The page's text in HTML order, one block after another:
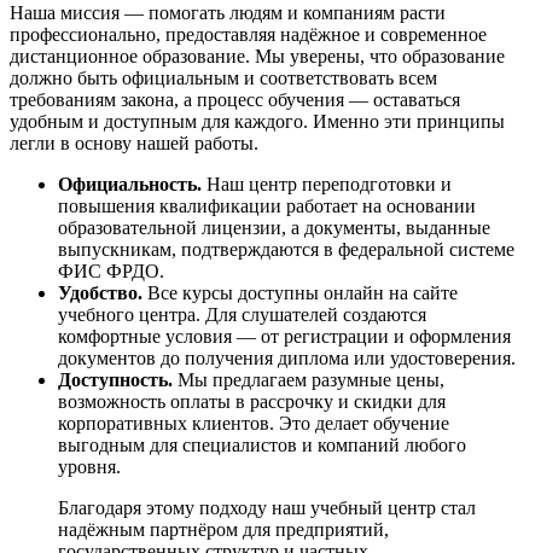
Наша миссия — помогать людям и компаниям расти
профессионально, предоставляя надёжное и современное
дистанционное образование. Мы уверены, что образование
должно быть официальным и соответствовать всем
требованиям закона, а процесс обучения — оставаться
удобным и доступным для каждого. Именно эти принципы
легли в основу нашей работы.
Официальность. Наш центр переподготовки и
повышения квалификации работает на основании
образовательной лицензии, а документы, выданные
выпускникам, подтверждаются в федеральной системе
ФИС ФРДО.
Удобство. Все курсы доступны онлайн на сайте
учебного центра. Для слушателей создаются
комфортные условия — от регистрации и оформления
документов до получения диплома или удостоверения.
Доступность. Мы предлагаем разумные цены,
возможность оплаты в рассрочку и скидки для
корпоративных клиентов. Это делает обучение
выгодным для специалистов и компаний любого
уровня.
Благодаря этому подходу наш учебный центр стал
надёжным партнёром для предприятий,